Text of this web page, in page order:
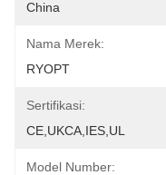
China
Nama Merek:
RYOPT
Sertifikasi:
CE,UKCA,IES,UL
Model Number: